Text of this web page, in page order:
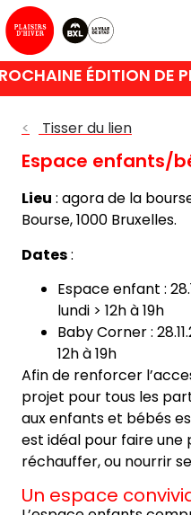
ÉDITION DE
< Tisser du lien
Espace enfants/
Lieu : agora de la
Bourse, 1000 Bruxelles.
Dates:
Espace enfant :
lundi > 12h à 19h
Baby Corner :
12h à 19h
Afin de renforcer
projet pour tous les
aux enfants et bébés
est idéal pour faire une
réchauffer, ou nourrir
Un espace